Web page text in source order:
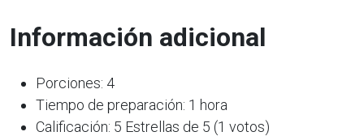
Información adicional
Porciones: 4
Tiempo de preparación: 1 hora
Calificación: 5 Estrellas de 5 (1 votos)